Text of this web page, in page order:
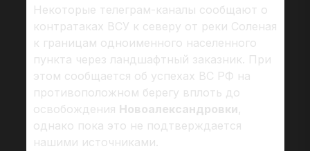
Некоторые телеграм-каналы сообщают о
контратаках ВСУ к северу от реки Соленая
к границам одноименного населенного
пункта через ландшафтный заказник. При
этом сообщается об успехах ВС РФ на
противоположном берегу вплоть до
освобождения Новоалександровки,
однако пока это не подтверждается
нашими источниками.